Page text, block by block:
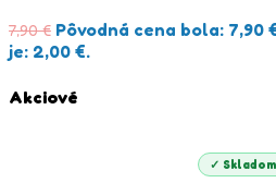
7,90€ Pôvodná cena bola: 7,90
je: 2,00 €.
Akciové
✓ Skladom